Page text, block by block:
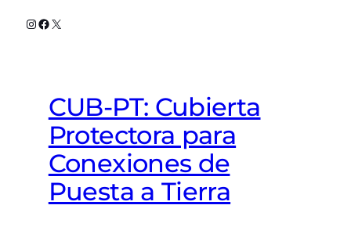
Instagram
Facebook
X
CUB-PT: Cubierta
Protectora para
Conexiones de
Puesta a Tierra